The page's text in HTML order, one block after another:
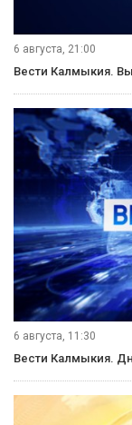
6 августа, 21:00
Вести Калмыкия.
6 августа, 11:30
Вести Калмыкия.